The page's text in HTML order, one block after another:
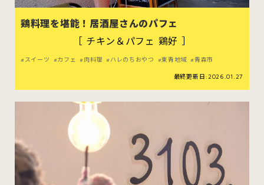
鶏料理を堪能！居酒屋さんのパフェ
［ チキン＆パフェ 鶏好 ］
スイーツ カフェ 肉料理 ハレのちおやつ 東青地域 青森市
最終更新日:2026.01.27